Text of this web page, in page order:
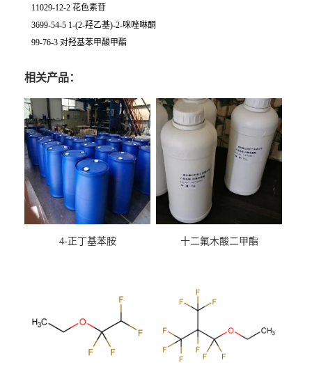
11029-12-2 花色素苷
3699-54-5 1-(2-羟乙基)-2-咪唑啉酮
99-76-3 对羟基苯甲酸甲酯
相关产品：
4-正丁基苯胺 十二氟木酸二甲酯